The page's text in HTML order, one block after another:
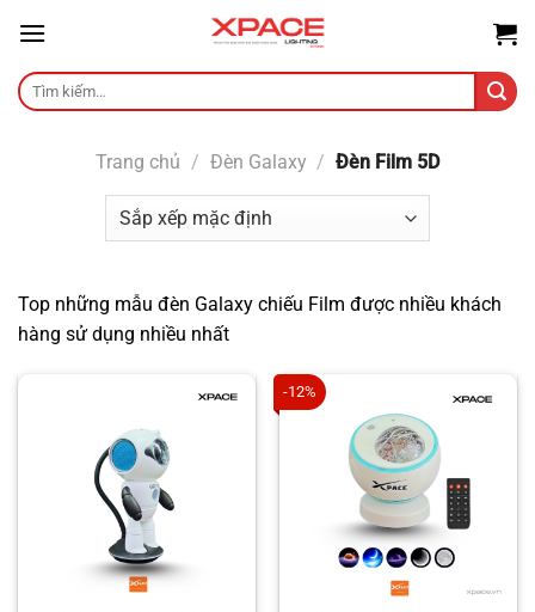
content
Tìm
kiếm:
Trang chủ / Đèn Galaxy / Đèn Film 5D
Top những mẫu đèn Galaxy chiếu Film được nhiều khách
hàng sử dụng nhiều nhất
-12%